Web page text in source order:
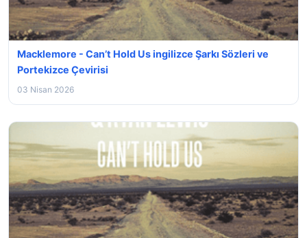
Macklemore - Can’t Hold Us ingilizce Şarkı Sözleri ve
Portekizce Çevirisi
03 Nisan 2026